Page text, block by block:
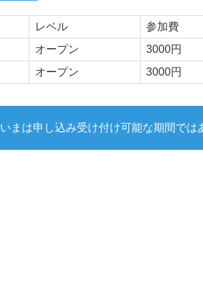
レベル
参加費
オープン
3000円
オープン 3000円
いまは申し込み受け付け可能な期間では